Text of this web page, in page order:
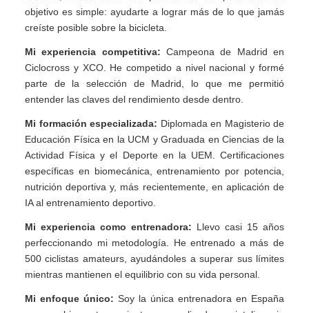
objetivo es simple: ayudarte a lograr más de lo que jamás
creíste posible sobre la bicicleta.
Mi experiencia competitiva: Campeona de Madrid en
Ciclocross y XCO. He competido a nivel nacional y formé
parte de la selección de Madrid, lo que me permitió
entender las claves del rendimiento desde dentro.
Mi formación especializada: Diplomada en Magisterio de
Educación Física en la UCM y Graduada en Ciencias de la
Actividad Física y el Deporte en la UEM. Certificaciones
específicas en biomecánica, entrenamiento por potencia,
nutrición deportiva y, más recientemente, en aplicación de
IA al entrenamiento deportivo.
Mi experiencia como entrenadora: Llevo casi 15 años
perfeccionando mi metodología. He entrenado a más de
500 ciclistas amateurs, ayudándoles a superar sus límites
mientras mantienen el equilibrio con su vida personal.
Mi enfoque único: Soy la única entrenadora en España